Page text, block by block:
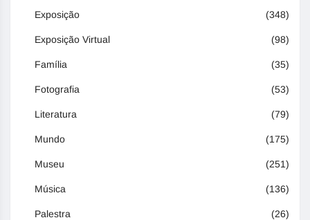
Exposição (348)
Exposição Virtual (98)
Família (35)
Fotografia (53)
Literatura (79)
Mundo (175)
Museu (251)
Música (136)
Palestra (26)